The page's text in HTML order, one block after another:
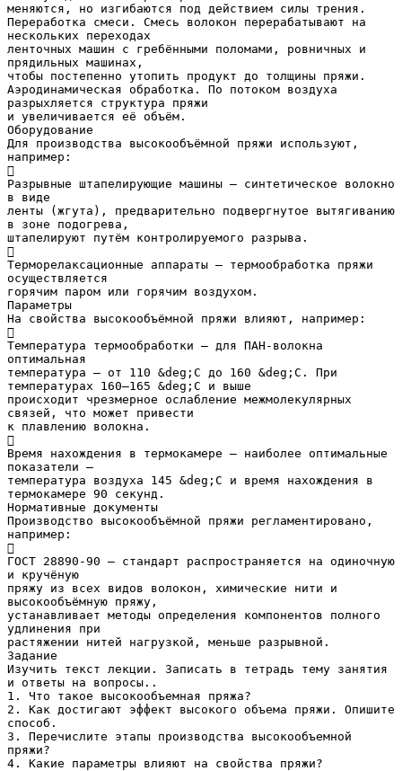
меняются, но изгибаются под действием силы трения.
Переработка смеси. Смесь волокон перерабатывают на
нескольких переходах
ленточных машин с гребёнными поломами, ровничных и
прядильных машинах,
чтобы постепенно утопить продукт до толщины пряжи.
Аэродинамическая обработка. По потоком воздуха
разрыхляется структура пряжи
и увеличивается её объём.
Оборудование
Для производства высокообъёмной пряжи используют,
например:

Разрывные штапелирующие машины — синтетическое волокно
в виде
ленты (жгута), предварительно подвергнутое вытягиванию
в зоне подогрева,
штапелируют путём контролируемого разрыва.

Терморелаксационные аппараты — термообработка пряжи
осуществляется
горячим паром или горячим воздухом.
Параметры
На свойства высокообъёмной пряжи влияют, например:

Температура термообработки — для ПАН-волокна
оптимальная
температура — от 110 &deg;С до 160 &deg;С. При
температурах 160–165 &deg;С и выше
происходит чрезмерное ослабление межмолекулярных
связей, что может привести
к плавлению волокна.

Время нахождения в термокамере — наиболее оптимальные
показатели —
температура воздуха 145 &deg;С и время нахождения в
термокамере 90 секунд.
Нормативные документы
Производство высокообъёмной пряжи регламентировано,
например:

ГОСТ 28890-90 — стандарт распространяется на одиночную
и кручёную
пряжу из всех видов волокон, химические нити и
высокообъёмную пряжу,
устанавливает методы определения компонентов полного
удлинения при
растяжении нитей нагрузкой, меньше разрывной.
Задание
Изучить текст лекции. Записать в тетрадь тему занятия
и ответы на вопросы..
1. Что такое высокообъемная пряжа?
2. Как достигают эффект высокого объема пряжи. Опишите
способ.
3. Перечислите этапы производства высокообъемной
пряжи?
4. Какие параметры влияют на свойства пряжи?